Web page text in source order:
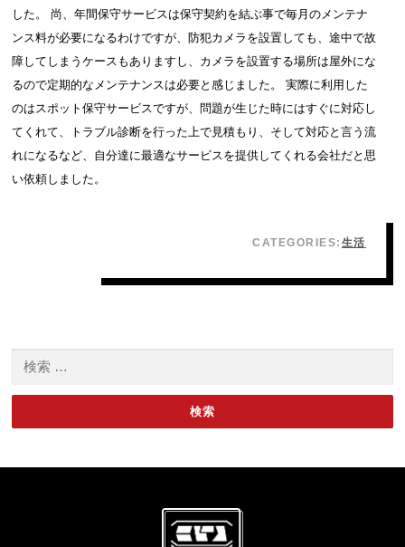
した。 尚、年間保守サービスは保守契約を結ぶ事で毎月のメンテナ
ンス料が必要になるわけですが、防犯カメラを設置しても、途中で故
障してしまうケースもありますし、カメラを設置する場所は屋外にな
るので定期的なメンテナンスは必要と感じました。 実際に利用した
のはスポット保守サービスですが、問題が生じた時にはすぐに対応し
てくれて、トラブル診断を行った上で見積もり、そして対応と言う流
れになるなど、自分達に最適なサービスを提供してくれる会社だと思
い依頼しました。
CATEGORIES: 生活
検索: